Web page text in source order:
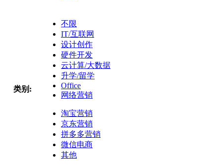
类别:
不限
IT/互联网
设计创作
硬件开发
云计算/大数据
升学/留学
Office
网络营销
淘宝营销
京东营销
拼多多营销
微信电商
其他